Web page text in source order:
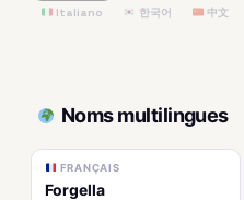
Italiano
한국어 中文
Noms multilingues
FRANÇAIS
Forgella